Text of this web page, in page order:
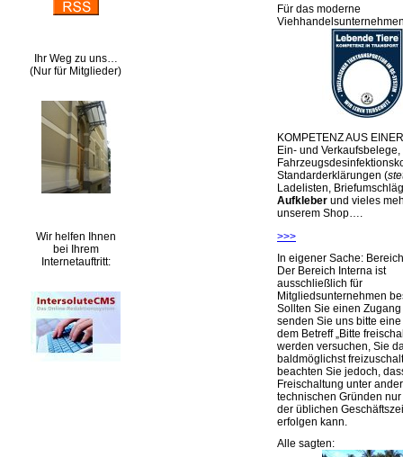
Ihr Weg zu uns…
(Nur für Mitglieder)
Wir helfen Ihnen
bei Ihrem
Internetauftritt:
Für das moderne
KOMPETENZ AUS
Ein- und Verkaufsbelege,
Standarderklärungen (
Ladelisten,
Aufkleber und vieles
unserem Shop….
>>>
In eigener Sache:
Der Bereich Interna ist
ausschließlich für
Mitgliedsunternehmen
Sollten Sie einen
senden Sie uns bitte
dem Betreff „Bitte
werden versuchen, Sie
baldmöglichst
beachten Sie jedoch,
Freischaltung unter
technischen Gründen
der üblichen
erfolgen kann.
Alle sagten: